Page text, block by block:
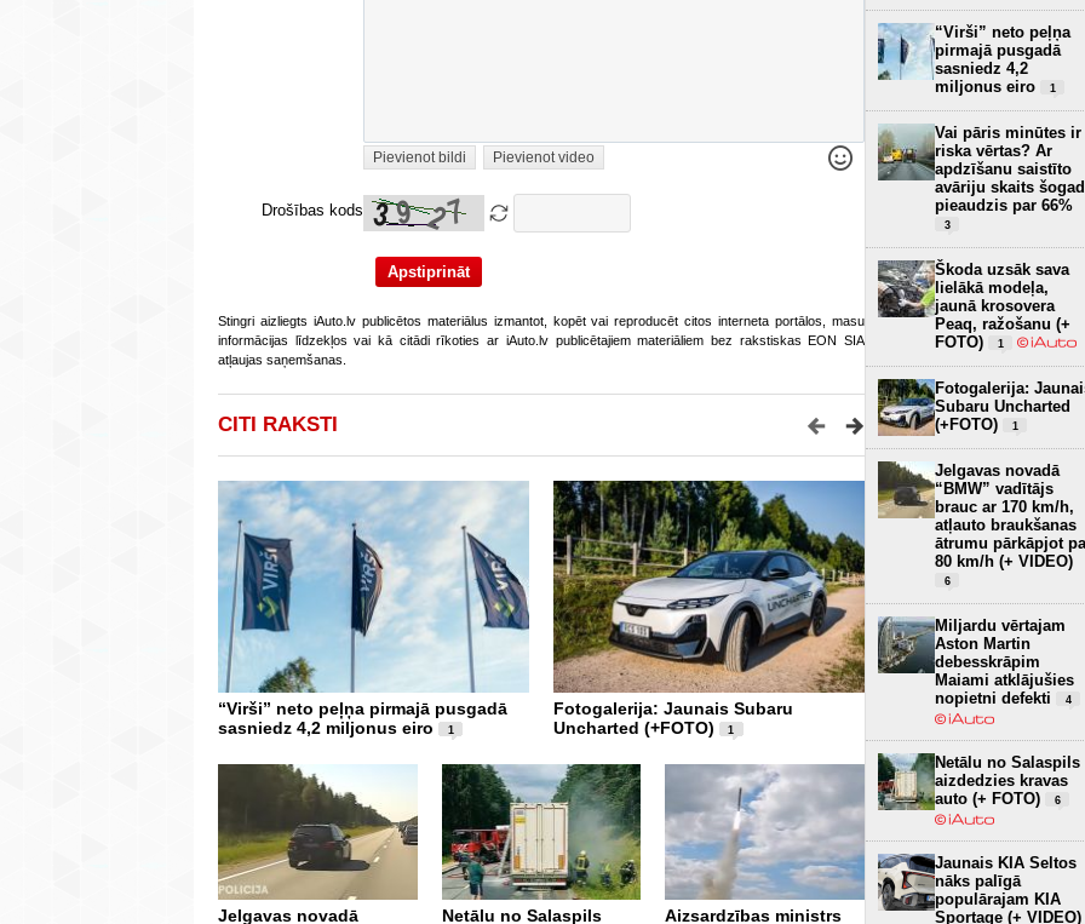
Pievienot bildi Pievienot video
Drošības kods
Stingri aizliegts iAuto.lv publicētos materiālus izmantot, kopēt vai reproducēt citos interneta portālos, masu
informācijas līdzekļos vai kā citādi rīkoties ar iAuto.lv publicētajiem materiāliem bez rakstiskas EON SIA
atļaujas saņemšanas.
CITI RAKSTI
“Virši” neto peļņa pirmajā pusgadā
sasniedz 4,2 miljonus eiro
1
Fotogalerija: Jaunais Subaru
Uncharted (+FOTO)
1
Jelgavas novadā Netālu no Salaspils Aizsardzības ministrs
Šodien (5.08) degvielai
cenas: Dīzelis 1.817 un
1.737 EUR! Nafta 75.6
(+ VIDEO)
9
“Virši” neto peļņa
pirmajā pusgadā
sasniedz 4,2
miljonus eiro
1
Vai pāris minūtes ir
riska vērtas? Ar
apdzīšanu saistīto
avāriju skaits šogad
pieaudzis par 66%
3
Škoda uzsāk sava
lielākā modeļa,
jaunā krosovera
Peaq, ražošanu (+
FOTO)
1
Fotogalerija:
Subaru Uncharted
(+FOTO)
1
Jelgavas novadā
“BMW” vadītājs
brauc ar 170 km/h,
atļauto braukšanas
ātrumu pārkāpjot
80 km/h (+ VIDEO)
6
Miljardu vērtajam
Aston Martin
debesskrāpim
Maiami atklājušies
nopietni defekti
4
Netālu no Salaspils
aizdedzies kravas
auto (+ FOTO)
6
Jaunais KIA Seltos
nāks palīgā
populārajam KIA
Sportage (+ VIDEO)